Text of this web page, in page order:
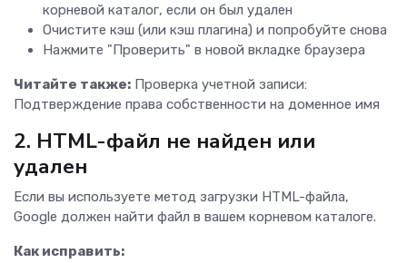
корневой каталог, если он был удален
Очистите кэш (или кэш плагина) и попробуйте снова
Нажмите "Проверить" в новой вкладке браузера
Читайте также: Проверка учетной записи:
Подтверждение права собственности на доменное имя
2. HTML-файл не найден или
удален
Если вы используете метод загрузки HTML-файла,
Google должен найти файл в вашем корневом каталоге.
Как исправить: